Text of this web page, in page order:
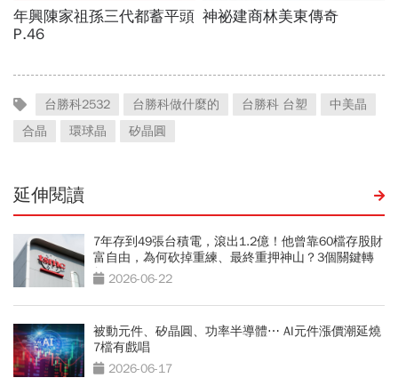
台勝科2532 台勝科做什麼的 台勝科 台塑
中美晶
合晶
環球晶 矽晶圓
延伸閱讀
7年存到49張台積電，滾出1.2億！他曾靠60檔存股財
富自由，為何砍掉重練、最終重押神山？3個關鍵轉
折 2026-06-22
被動元件、矽晶圓、功率半導體⋯ AI元件漲價潮延燒
7檔有戲唱
2026-06-17